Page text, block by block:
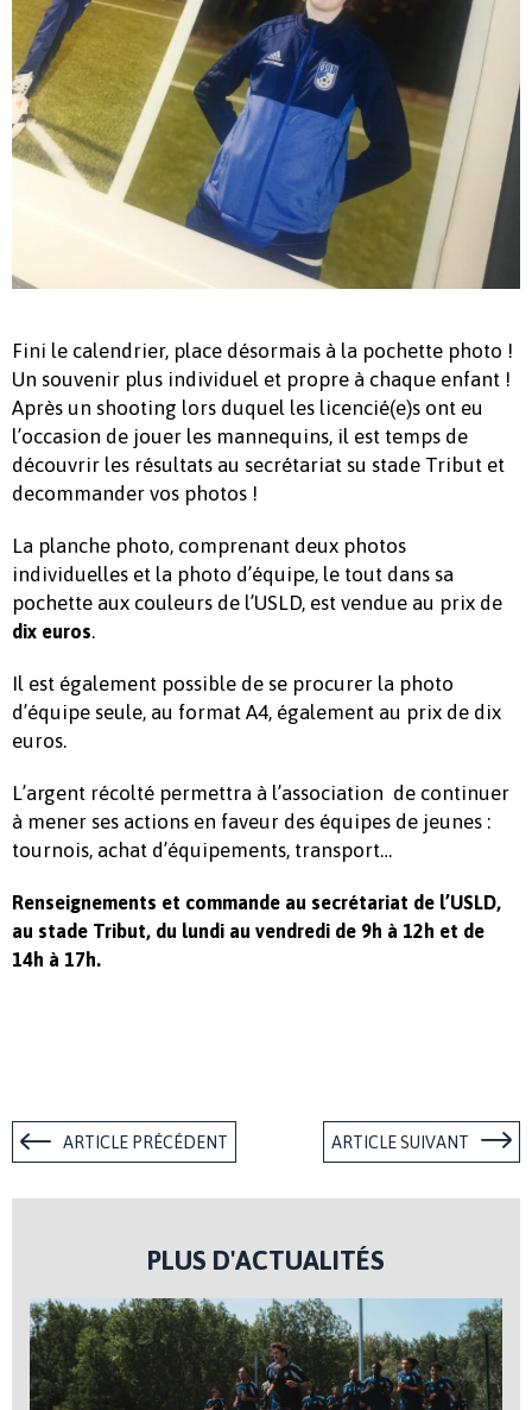
Fini le calendrier, place désormais à la pochette photo !
Un souvenir plus individuel et propre à chaque enfant !
Après un shooting lors duquel les licencié(e)s ont eu
l’occasion de jouer les mannequins, il est temps de
découvrir les résultats au secrétariat su stade Tribut et
decommander vos photos !
La planche photo, comprenant deux photos
individuelles et la photo d’équipe, le tout dans sa
pochette aux couleurs de l’USLD, est vendue au prix de
dix euros.
Il est également possible de se procurer la photo
d’équipe seule, au format A4, également au prix de dix
euros.
L’argent récolté permettra à l’association de continuer
à mener ses actions en faveur des équipes de jeunes :
tournois, achat d’équipements, transport…
Renseignements et commande au secrétariat de l’USLD,
au stade Tribut, du lundi au vendredi de 9h à 12h et de
14h à 17h.
ARTICLE PRÉCÉDENT ARTICLE SUIVANT
PLUS D'ACTUALITÉS